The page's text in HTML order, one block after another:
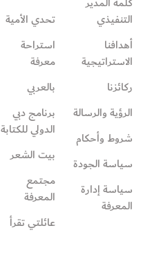
التنفيذي
أهدافنا
الاستراتيجية
ركائزنا
الرؤية والرسالة
شروط وأحكام
سياسة الجودة
سياسة إدارة
المعرفة
تحدي الأمية
استراحة
معرفة
بالعربي
برنامج دبي
الدولي للكتابة
بيت الشعر
مجتمع
المعرفة
عائلتي تقرأ‎